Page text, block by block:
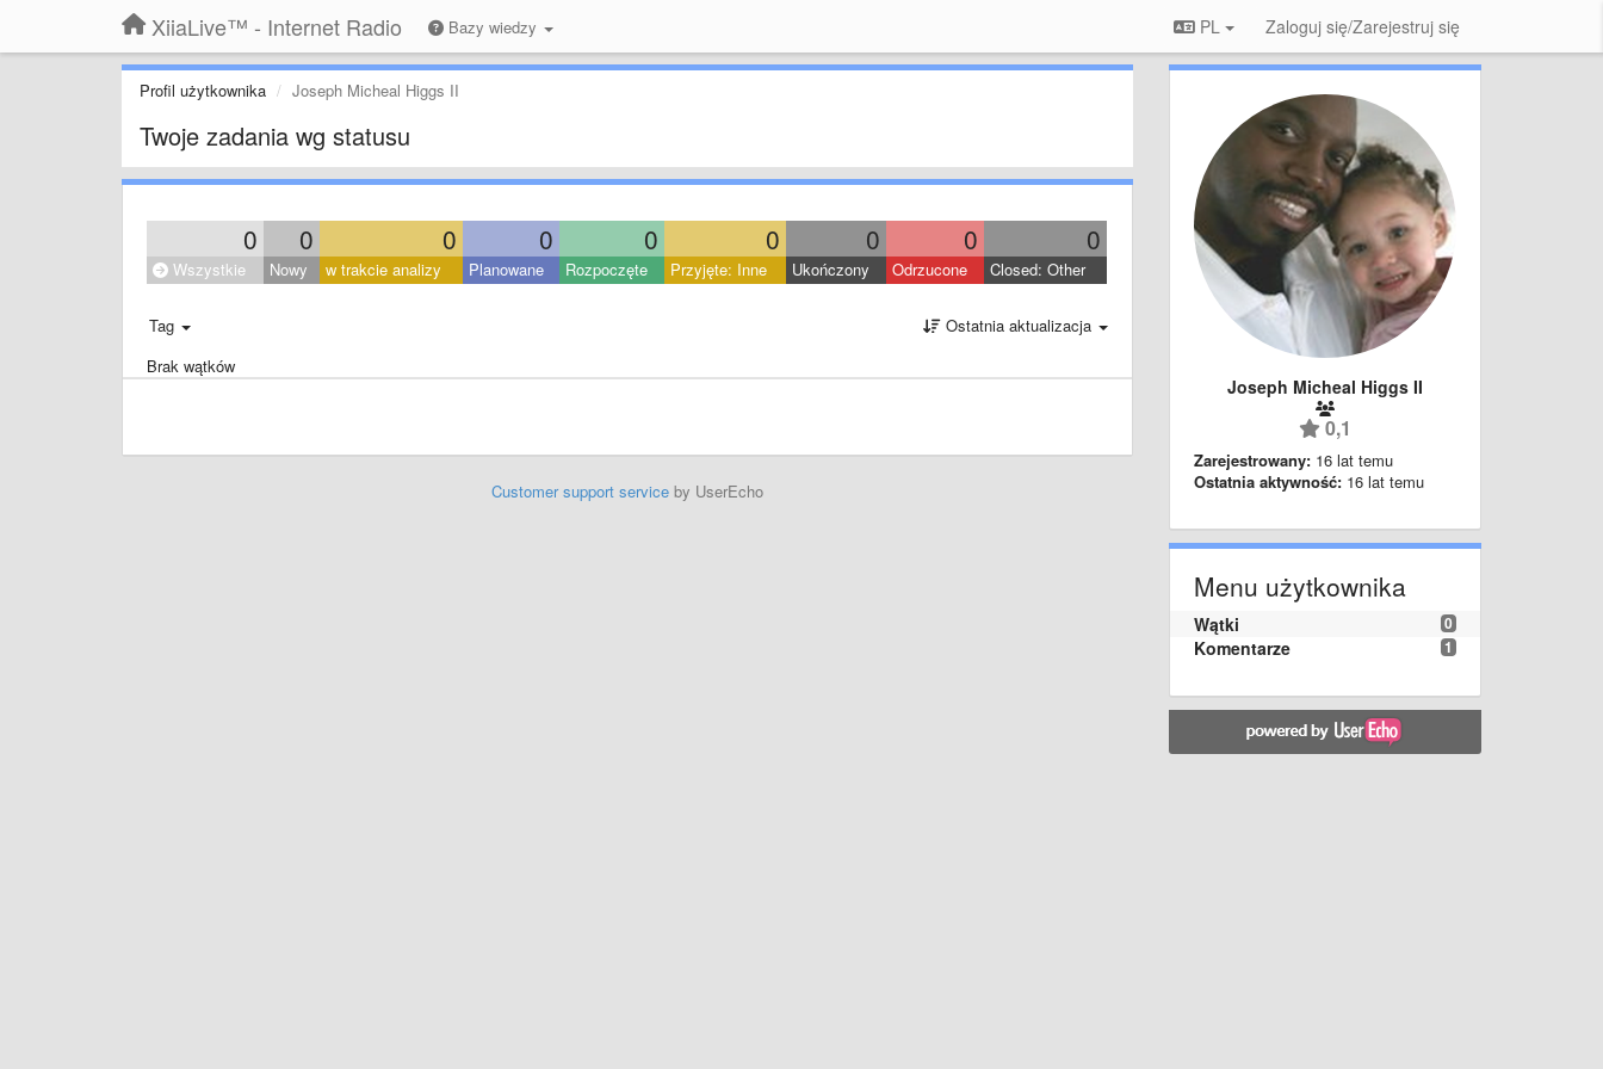
XiiaLive™ - Internet Radio Bazy wiedzy PL Zaloguj się/Zarejestruj się
Profil użytkownika Joseph Micheal Higgs II
Twoje zadania wg statusu
0 0 0 0 0 0 0 0 0
Wszystkie Nowy w trakcie analizy Planowane Rozpoczęte Przyjęte: Inne Ukończony Odrzucone Closed: Other
Tag
Ostatnia aktualizacja
Brak wątków
Customer support serviceby UserEcho
Joseph Micheal Higgs II
0,1
Zarejestrowany: 16 lat temu
Ostatnia aktywność: 16 lat temu
Menu użytkownika
0
Wątki
1
Komentarze